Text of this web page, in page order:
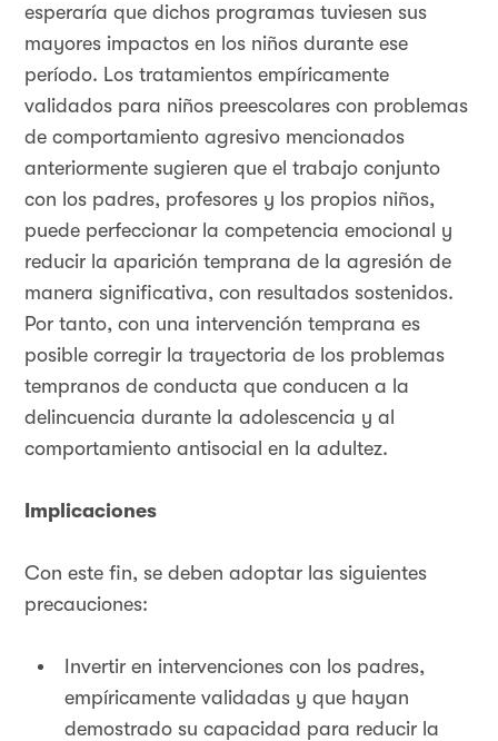
esperaría que dichos programas tuviesen sus
mayores impactos en los niños durante ese
período. Los tratamientos empíricamente
validados para niños preescolares con problemas
de comportamiento agresivo mencionados
anteriormente sugieren que el trabajo conjunto
con los padres, profesores y los propios niños,
puede perfeccionar la competencia emocional y
reducir la aparición temprana de la agresión de
manera significativa, con resultados sostenidos.
Por tanto, con una intervención temprana es
posible corregir la trayectoria de los problemas
tempranos de conducta que conducen a la
delincuencia durante la adolescencia y al
comportamiento antisocial en la adultez.
Implicaciones
Con este fin, se deben adoptar las siguientes
precauciones:
Invertir en intervenciones con los padres,
empíricamente validadas y que hayan
demostrado su capacidad para reducir la